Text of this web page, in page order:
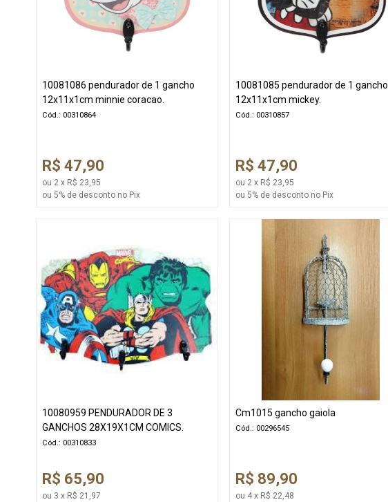
10081086 pendurador de 1 gancho
12x11x1cm minnie coracao.
Cód.: 00310864
R$ 47,90
ou 2 x R$ 23,95
ou 5% de desconto no Pix
10081085 pendurador de 1 gancho
12x11x1cm mickey.
Cód.: 00310857
R$ 47,90
ou 2 x R$ 23,95
ou 5% de desconto no Pix
10080959 PENDURADOR DE 3
GANCHOS 28X19X1CM COMICS.
Cód.: 00310833
R$ 65,90
ou 3 x R$ 21,97
Cm1015 gancho gaiola
Cód.: 00296545
R$ 89,90
ou 4 x R$ 22,48